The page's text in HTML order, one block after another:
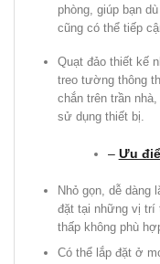
phòng, giúp bạn
cũng có thể tiếp
Quạt đảo thiết kế
treo tường thông
chắn trên trần
sử dụng thiết bị.
– Ưu
Nhỏ gọn, dễ dàng
đặt tại những vị trí
thấp không phù
Có thể lắp đặt ở